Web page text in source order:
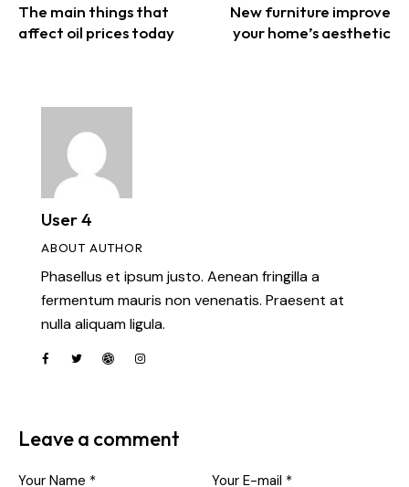
The main things that
affect oil prices today
New furniture improve
your home’s aesthetic
User 4
ABOUT AUTHOR
Phasellus et ipsum justo. Aenean fringilla a
fermentum mauris non venenatis. Praesent at
nulla aliquam ligula.
Leave a comment